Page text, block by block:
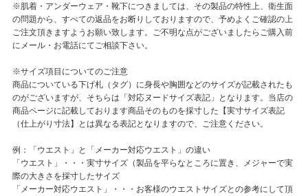
※肌着・アンダーウェア・靴下につきましては、その製品の特性上、衛生面
の問題から、すべての返品をお断りしておりますので、予めよくご確認の上
ご注文頂きますようお願い致します。ご不明な点がございましたらご購入前
にメール・お電話にてご相談下さい。
※サイズ項目についてのご注意
商品についている下げ札（タグ）に身長や胸囲などのサイズが記載されたも
のがございますが、そちらは「対応ヌードサイズ表記」となります。当店の
商品ページに記載しております商品そのものを採寸した【実寸サイズ表記
（仕上がり寸法】とは異なる表記となりますので、ご注意ください。
例：「ウエスト」と「メーカー対応ウエスト」の違い
「ウエスト」・・・実寸サイズ（製品を平らなところに置き、メジャーで実
際の大きさを採寸したサイズ
「メーカー対応ウエスト」・・・お客様のウエストサイズとの参考にして頂